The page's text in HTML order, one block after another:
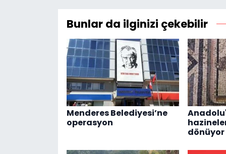
Bunlar da ilginizi çekebilir
Menderes Belediyesi’ne
operasyon
dönüyor